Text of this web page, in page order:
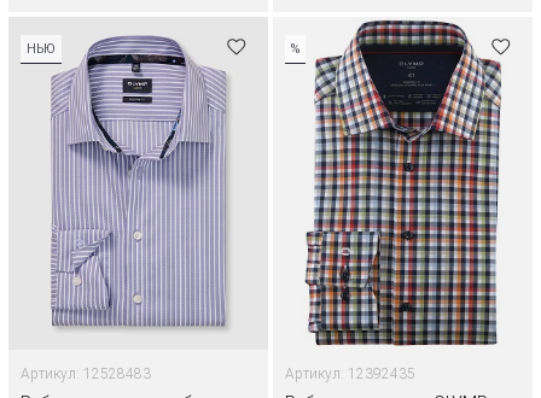
НЬЮ
Артикул: 12528483
%
Артикул: 12392435